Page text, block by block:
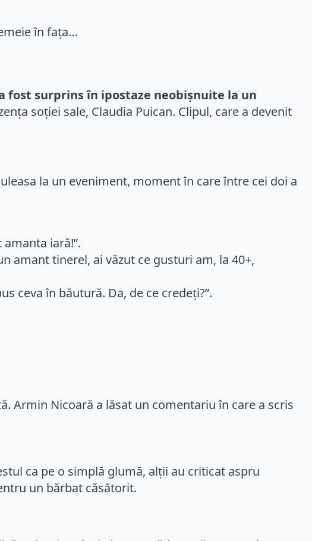
fost surprins în ipostaze neobișnuite la un
soției sale, Claudia Puican. Clipul, care a devenit
la un eveniment, moment în care între cei doi a
iară!”.
amant tinerel, ai văzut ce gusturi am, la 40+,
ceva în băutură. Da, de ce credeți?”.
Armin Nicoară a lăsat un comentariu în care a scris
ca pe o simplă glumă, alții au criticat aspru
un bărbat căsătorit.